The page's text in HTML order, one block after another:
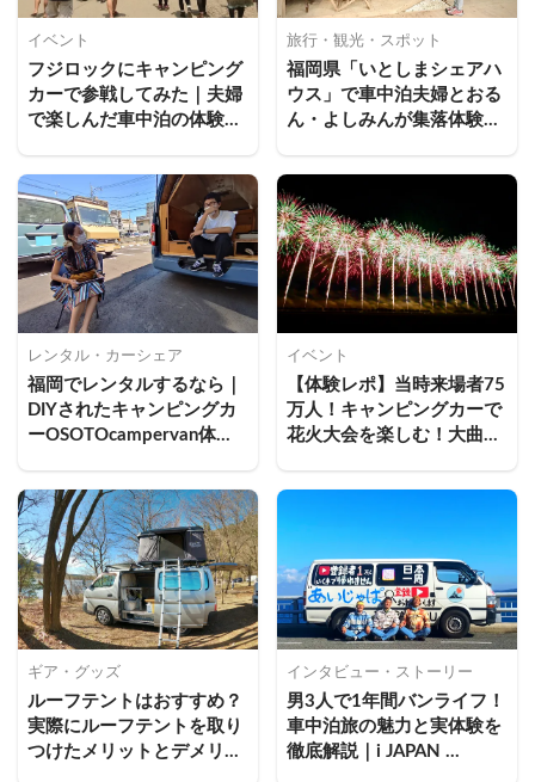
イベント
フジロックにキャンピング
カーで参戦してみた｜夫婦
で楽しんだ車中泊の体験談
旅行・観光・スポット
福岡県「いとしまシェアハ
ウス」で車中泊夫婦とおる
ん・よしみんが集落体験し
レンタル・カーシェア
福岡でレンタルするなら｜
DIYされたキャンピングカ
ーOSOTOcampervan体験
イベント
【体験レポ】当時来場者75
万人！キャンピングカーで
花火大会を楽しむ！大曲花
ートと快適ポイント
ギア・グッズ
ルーフテントはおすすめ？
実際にルーフテントを取り
つけたメリットとデメリッ
インタビュー・ストーリー
男3人で1年間バンライフ！
車中泊旅の魅力と実体験を
徹底解説｜i JAPAN